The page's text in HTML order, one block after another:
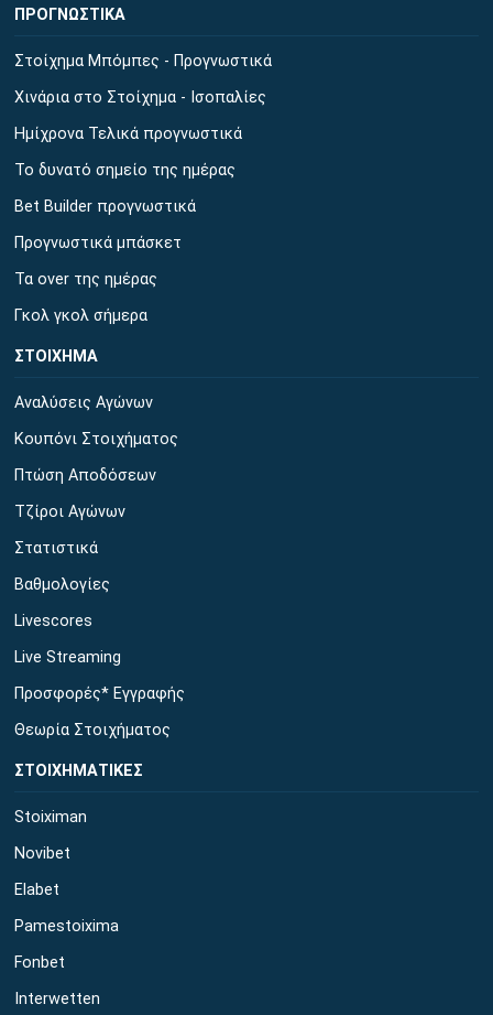
ΠΡΟΓΝΩΣΤΙΚΑ
Στοίχημα Μπόμπες - Προγνωστικά
Χινάρια στο Στοίχημα - Ισοπαλίες
Ημίχρονα Τελικά προγνωστικά
Το δυνατό σημείο της ημέρας
Bet Builder προγνωστικά
Προγνωστικά μπάσκετ
Τα over της ημέρας
Γκολ γκολ σήμερα
ΣΤΟΙΧΗΜΑ
Αναλύσεις Αγώνων
Κουπόνι Στοιχήματος
Πτώση Αποδόσεων
Τζίροι Αγώνων
Στατιστικά
Βαθμολογίες
Livescores
Live Streaming
Προσφορές* Εγγραφής
Θεωρία Στοιχήματος
ΣΤΟΙΧΗΜΑΤΙΚΕΣ
Stoiximan
Novibet
Elabet
Pamestoixima
Fonbet
Interwetten